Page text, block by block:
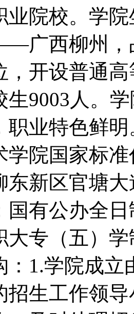
业院校。学
广西柳州，
，开设普通
生9003人。
职业特色鲜
学院国家标
东新区官塘
国有公办全
大专（五）
：1.学院成立
招生工作领